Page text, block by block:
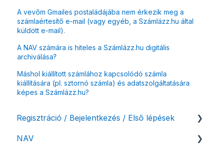
A vevőm Gmailes postaládájába nem érkezik meg a
számlaértesítő e-mail (vagy egyéb, a Számlázz.hu által
küldött e-mail).
A NAV számára is hiteles a Számlázz.hu digitális
archiválása?
Máshol kiállított számlához kapcsolódó számla
kiállítására (pl. sztornó számla) és adatszolgáltatására
képes a Számlázz.hu?
Regisztráció / Bejelentkezés / Első lépések
Felhasználó beállításai
NAV